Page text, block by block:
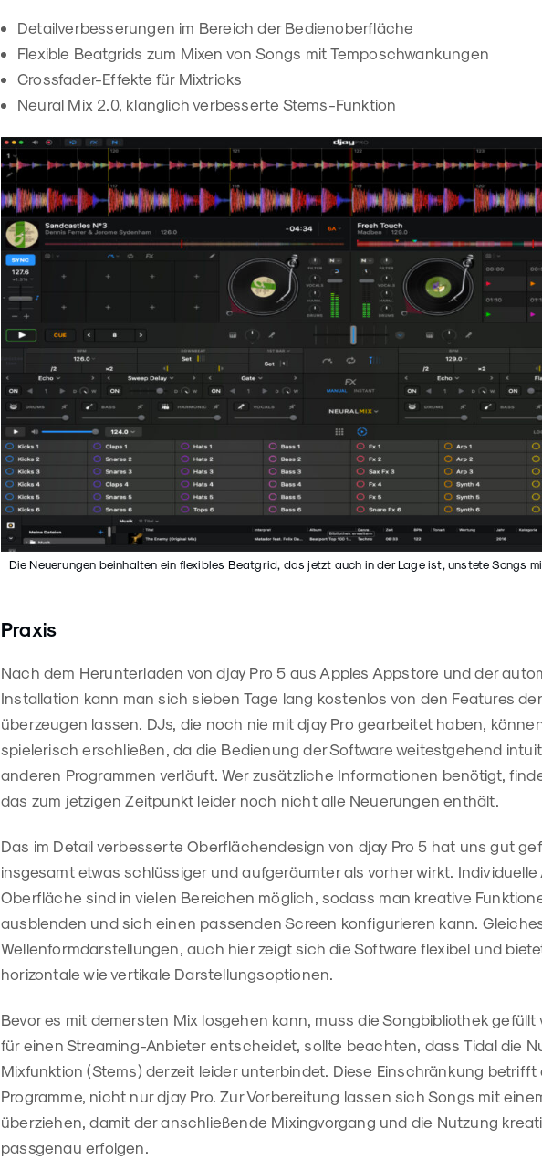
Detailverbesserungen im Bereich der Bedienoberfläche
Flexible Beatgrids zum Mixen von Songs mit Temposchwankungen
Crossfader-Effekte für Mixtricks
Neural Mix 2.0, klanglich verbesserte Stems-Funktion
Die Neuerungen beinhalten ein flexibles Beatgrid, das jetzt auch in der Lage ist, unstete Songs
Praxis
Nach dem Herunterladen von djay Pro 5 aus Apples Appstore und der
Installation kann man sich sieben Tage lang kostenlos von den Features
überzeugen lassen. DJs, die noch nie mit djay Pro gearbeitet haben,
spielerisch erschließen, da die Bedienung der Software weitestgehend
anderen Programmen verläuft. Wer zusätzliche Informationen benötigt,
das zum jetzigen Zeitpunkt leider noch nicht alle Neuerungen enthält.
Das im Detail verbesserte Oberflächendesign von djay Pro 5 hat uns gut
insgesamt etwas schlüssiger und aufgeräumter als vorher wirkt.
Oberfläche sind in vielen Bereichen möglich, sodass man kreative
ausblenden und sich einen passenden Screen konfigurieren kann.
Wellenformdarstellungen, auch hier zeigt sich die Software flexibel und
horizontale wie vertikale Darstellungsoptionen.
Bevor es mit demersten Mix losgehen kann, muss die Songbibliothek gefüllt
für einen Streaming-Anbieter entscheidet, sollte beachten, dass Tidal die
Mixfunktion (Stems) derzeit leider unterbindet. Diese Einschränkung betrifft
Programme, nicht nur djay Pro. Zur Vorbereitung lassen sich Songs mit
überziehen, damit der anschließende Mixingvorgang und die Nutzung
passgenau erfolgen.